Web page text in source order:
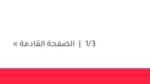
1/3 الصفحة القادمة »